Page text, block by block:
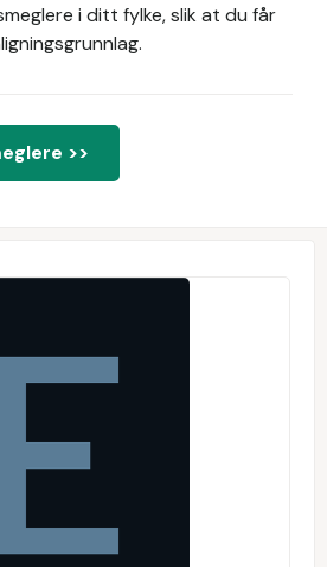
i ditt fylke, slik at du får
>>